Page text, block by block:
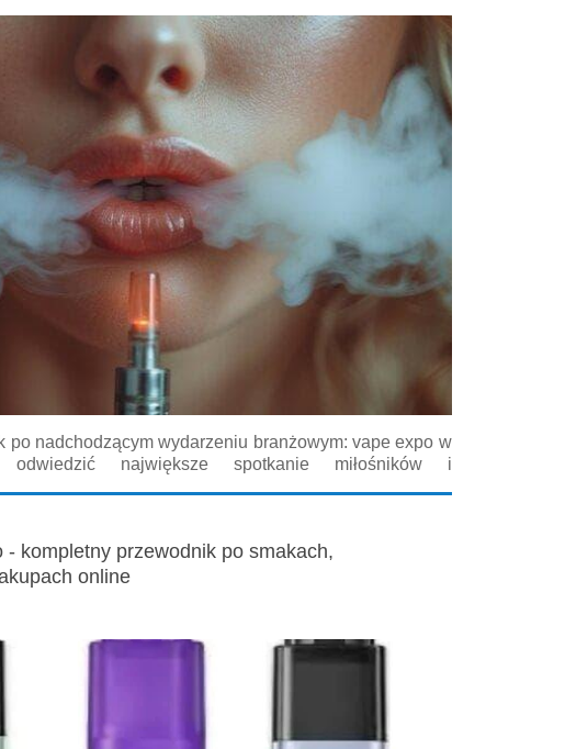
po nadchodzącym wydarzeniu branżowym: vape expo w
odwiedzić największe spotkanie miłośników i
- kompletny przewodnik po smakach,
online